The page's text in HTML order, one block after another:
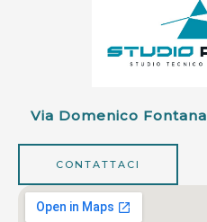
Via Domenico
CONTATTACI